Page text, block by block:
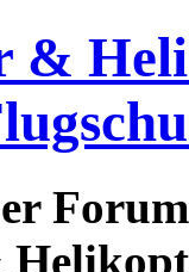
&